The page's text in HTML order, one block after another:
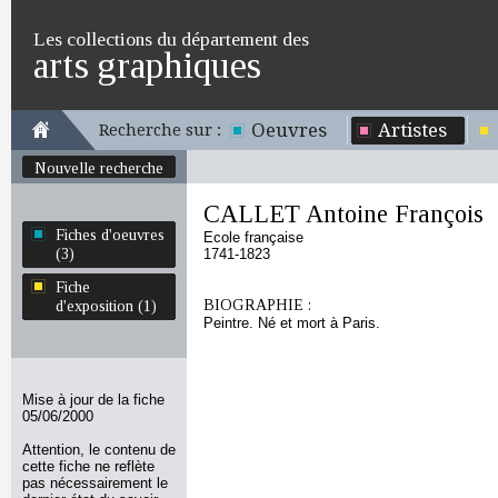
Les collections du département des
arts graphiques
Recherche sur : Oeuvres Artistes
Nouvelle recherche
Fiches d'oeuvres
(3)
Fiche
d'exposition (1)
Mise à jour de la fiche
05/06/2000
Attention, le contenu de
cette fiche ne reflète
pas nécessairement le
CALLET Antoine François
Ecole française
1741-1823
BIOGRAPHIE :
Peintre. Né et mort à Paris.